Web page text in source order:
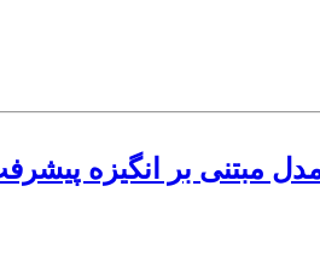
مبتنی بر انگیزه